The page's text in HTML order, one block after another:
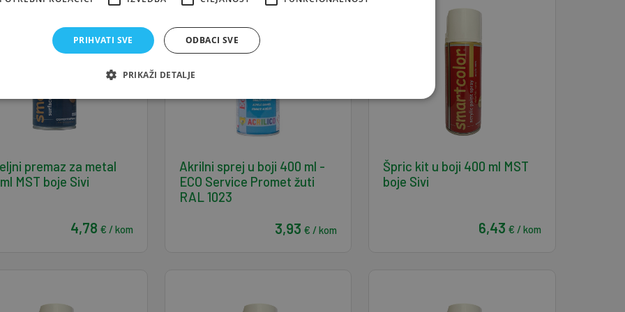
premaz za metal
MST boje Sivi
4,78 € / kom
Akrilni sprej u boji 400 ml -
ECO Service Promet žuti
RAL 1023
3,93€ / kom
Špric kit u boji 400 ml MST
boje Sivi
6,43 € / kom
PRIHVATI SVE ODBACI SVE
PRIKAŽI DETALJE